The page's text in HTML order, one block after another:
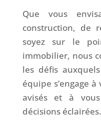
Que vous
construction, de
soyez sur le
immobilier, nous
les défis
équipe s’engage
avisés et à
décisions éclairées.